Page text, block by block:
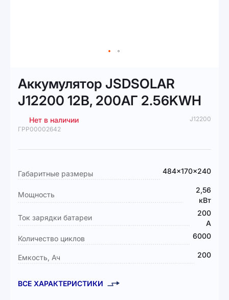
началу
галереи
изображений
Аккумулятор JSDSOLAR
J12200 12В, 200АГ 2.56KWH
Нет в наличии
J12200
ГРР00002642
Подробная
информация
Габаритные размеры 484x170x240
Мощность
2,56
кВт
Ток зарядки батареи
200
А
Количество циклов
6000
Емкость, Ач 200
ВСЕ ХАРАКТЕРИСТИКИ